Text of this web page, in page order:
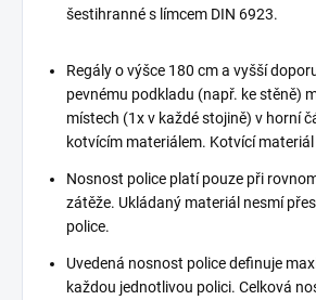
šestihranné s límcem DIN 6923.
Regály o výšce 180 cm a vyšší
pevnému podkladu (např. ke stěně)
místech (1x v každé stojině) v horní
kotvícím materiálem. Kotvící
Nosnost police platí pouze při
zátěže. Ukládaný materiál nesmí
police.
Uvedená nosnost police definuje
každou jednotlivou polici. Celková